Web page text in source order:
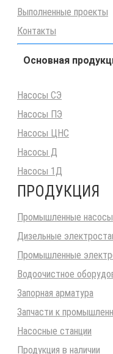
Выполненные проекты
Контакты
Основная
Насосы СЭ
Насосы ПЭ
Насосы ЦНС
Насосы Д
Насосы 1Д
ПРОДУКЦИЯ
Промышленные насосы
Дизельные
Промышленные
Водоочистное
Запорная арматура
Запчасти к
Насосные станции
Продукция в наличии